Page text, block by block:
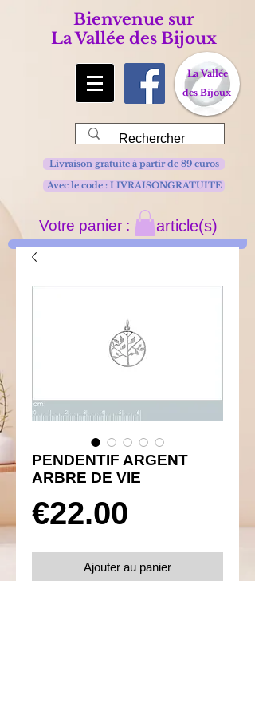
Bienvenue sur
La Vallée des Bijoux
La Vallée
des Bijoux
Avec le code : LIVRAISONGRATUITE
Livraison gratuite à partir de 89 euros
Votre panier : article(s)
PENDENTIF ARGENT
ARBRE DE VIE
€22.00
Ajouter au panier